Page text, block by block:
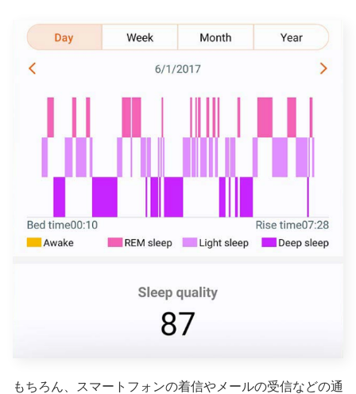
もちろん、スマートフォンの着信やメールの受信などの通